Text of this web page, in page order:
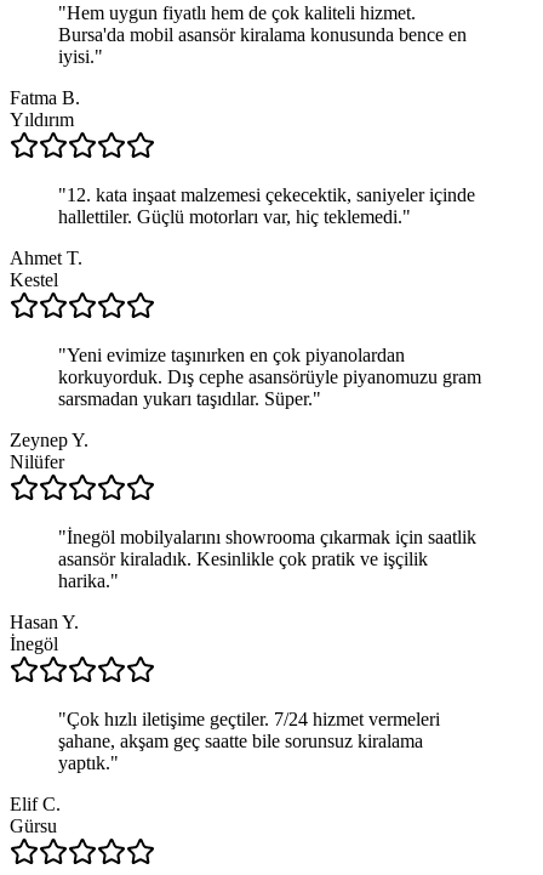
"Hem uygun fiyatlı hem de çok kaliteli hizmet.
Bursa'da mobil asansör kiralama konusunda bence en
iyisi."
Fatma B.
Yıldırım
"12. kata inşaat malzemesi çekecektik, saniyeler içinde
hallettiler. Güçlü motorları var, hiç teklemedi."
Ahmet T.
Kestel
"Yeni evimize taşınırken en çok piyanolardan
korkuyorduk. Dış cephe asansörüyle piyanomuzu gram
sarsmadan yukarı taşıdılar. Süper."
Zeynep Y.
Nilüfer
"İnegöl mobilyalarını showrooma çıkarmak için saatlik
asansör kiraladık. Kesinlikle çok pratik ve işçilik
harika."
Hasan Y.
İnegöl
"Çok hızlı iletişime geçtiler. 7/24 hizmet vermeleri
şahane, akşam geç saatte bile sorunsuz kiralama
yaptık."
Elif C.
Gürsu